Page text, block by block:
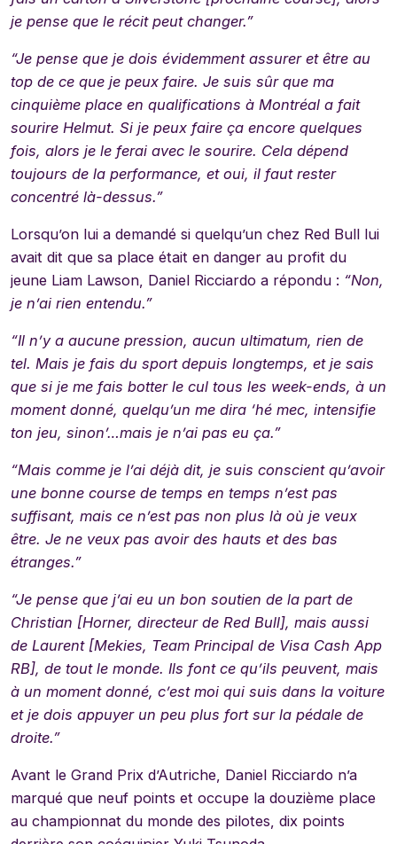
je pense que le récit peut changer.”
“Je pense que je dois évidemment assurer et être au
top de ce que je peux faire. Je suis sûr que ma
cinquième place en qualifications à Montréal a fait
sourire Helmut. Si je peux faire ça encore quelques
fois, alors je le ferai avec le sourire. Cela dépend
toujours de la performance, et oui, il faut rester
concentré là-dessus.”
Lorsqu’on lui a demandé si quelqu’un chez Red Bull lui
avait dit que sa place était en danger au profit du
jeune Liam Lawson, Daniel Ricciardo a répondu : “Non,
je n’ai rien entendu.”
“Il n’y a aucune pression, aucun ultimatum, rien de
tel. Mais je fais du sport depuis longtemps, et je sais
que si je me fais botter le cul tous les week-ends, à un
moment donné, quelqu’un me dira ‘hé mec, intensifie
ton jeu, sinon’…mais je n’ai pas eu ça.”
“Mais comme je l’ai déjà dit, je suis conscient qu’avoir
une bonne course de temps en temps n’est pas
suffisant, mais ce n’est pas non plus là où je veux
être. Je ne veux pas avoir des hauts et des bas
étranges.”
“Je pense que j’ai eu un bon soutien de la part de
Christian [Horner, directeur de Red Bull], mais aussi
de Laurent [Mekies, Team Principal de Visa Cash App
RB], de tout le monde. Ils font ce qu’ils peuvent, mais
à un moment donné, c’est moi qui suis dans la voiture
et je dois appuyer un peu plus fort sur la pédale de
droite.”
Avant le Grand Prix d’Autriche, Daniel Ricciardo n’a
marqué que neuf points et occupe la douzième place
au championnat du monde des pilotes, dix points